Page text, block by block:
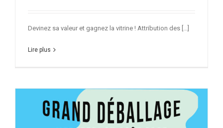
Devinez sa valeur et gagnez la vitrine ! Attribution des [...]
Lire plus